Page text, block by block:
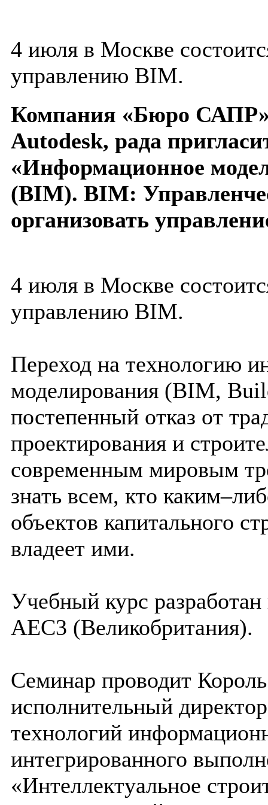
4 июля в Москве
управлению BIM.
Компания «Бюро
Autodesk, рада
«Информационное
(BIM). BIM:
организовать
4 июля в Москве
управлению BIM.
Переход на технологию
моделирования (BIM,
постепенный отказ от
проектирования и
современным мировым
знать всем, кто
объектов капитального
владеет ими.
Учебный курс
AEC3 (Великобритания).
Семинар проводит
исполнительный
технологий
интегрированного
«Интеллектуальное